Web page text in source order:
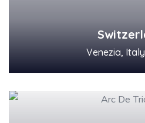
Venezia, Italy